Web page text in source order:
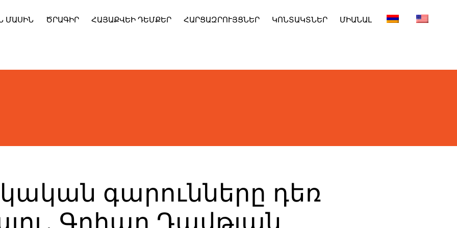
ՄԱՍԻՆ ԾՐԱԳԻՐ ՀԱՅԱՔՎԵԻ ԴԵՄՔԵՐ ՀԱՐՑԱԶՐՈՒՅՑՆԵՐ ԿՈՆՏԱԿՏՆԵՐ ՄԻԱՆԱԼ
գարունները դեռ
Գոհար Դավթյան